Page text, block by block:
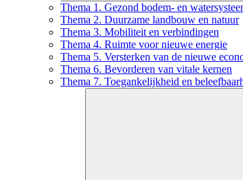
Thema 1. Gezond bodem- en
Thema 2. Duurzame landbouw en natuur
Thema 3. Mobiliteit en verbindingen
Thema 4. Ruimte voor nieuwe energie
Thema 5. Versterken van de nieuwe
Thema 6. Bevorderen van vitale kernen
Thema 7. Toegankelijkheid en